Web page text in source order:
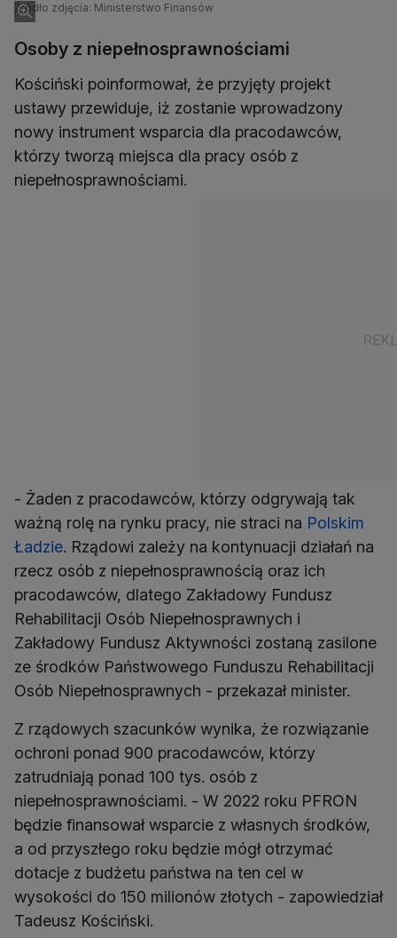
Źródło zdjęcia: Ministerstwo Finansów
Osoby z niepełnosprawnościami
Kościński poinformował, że przyjęty projekt
ustawy przewiduje, iż zostanie wprowadzony
nowy instrument wsparcia dla pracodawców,
którzy tworzą miejsca dla pracy osób z
niepełnosprawnościami.
- Żaden z pracodawców, którzy odgrywają tak
ważną rolę na rynku pracy, nie straci na Polskim
Ładzie. Rządowi zależy na kontynuacji działań na
rzecz osób z niepełnosprawnością oraz ich
pracodawców, dlatego Zakładowy Fundusz
Rehabilitacji Osób Niepełnosprawnych i
Zakładowy Fundusz Aktywności zostaną zasilone
ze środków Państwowego Funduszu Rehabilitacji
Osób Niepełnosprawnych - przekazał minister.
Z rządowych szacunków wynika, że rozwiązanie
ochroni ponad 900 pracodawców, którzy
zatrudniają ponad 100 tys. osób z
niepełnosprawnościami. - W 2022 roku PFRON
będzie finansował wsparcie z własnych środków,
a od przyszłego roku będzie mógł otrzymać
dotacje z budżetu państwa na ten cel w
wysokości do 150 milionów złotych - zapowiedział
Tadeusz Kościński.